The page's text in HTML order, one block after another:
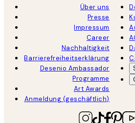
Über uns
Presse
Impressum
Career
Nachhaltigkeit
Barrierefreiheitserklärung
Desenio Ambassador
Programme
Art Awards
Anmeldung (geschäftlich)